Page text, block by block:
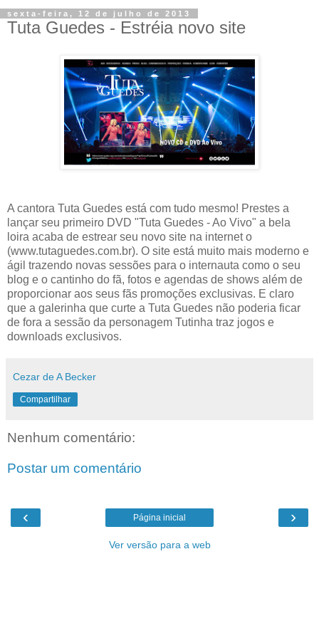
sexta-feira, 12 de julho de 2013
Tuta Guedes - Estréia novo site
A cantora Tuta Guedes está com tudo mesmo! Prestes a
lançar seu primeiro DVD "Tuta Guedes - Ao Vivo" a bela
loira acaba de estrear seu novo site na internet o
(www.tutaguedes.com.br). O site está muito mais moderno e
ágil trazendo novas sessões para o internauta como o seu
blog e o cantinho do fã, fotos e agendas de shows além de
proporcionar aos seus fãs promoções exclusivas. E claro
que a galerinha que curte a Tuta Guedes não poderia ficar
de fora a sessão da personagem Tutinha traz jogos e
downloads exclusivos.
Cezar de A Becker
Compartilhar
Nenhum comentário:
Postar um comentário
‹ ›
Página inicial
Ver versão para a web